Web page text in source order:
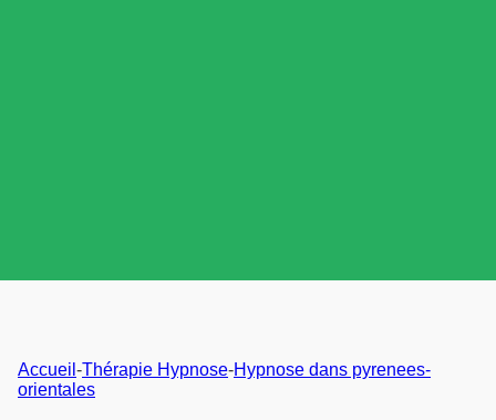
Accueil -Thérapie Hypnose-Hypnose dans pyrenees-
orientales